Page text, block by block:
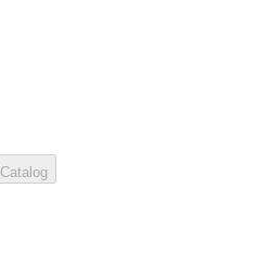
Catalog